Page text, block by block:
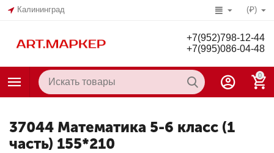
Калининград (₽)
+7(952)798-12-44
+7(995)086-04-48
0
37044 Математика 5-6 класс (1
часть) 155*210